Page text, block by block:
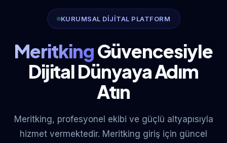
KURUMSAL DİJİTAL PLATFORM
MeritkingGüvencesiyle
Dijital Dünyaya Adım
Atın
Meritking, profesyonel ekibi ve güçlü altyapısıyla
hizmet vermektedir. Meritking giriş için güncel